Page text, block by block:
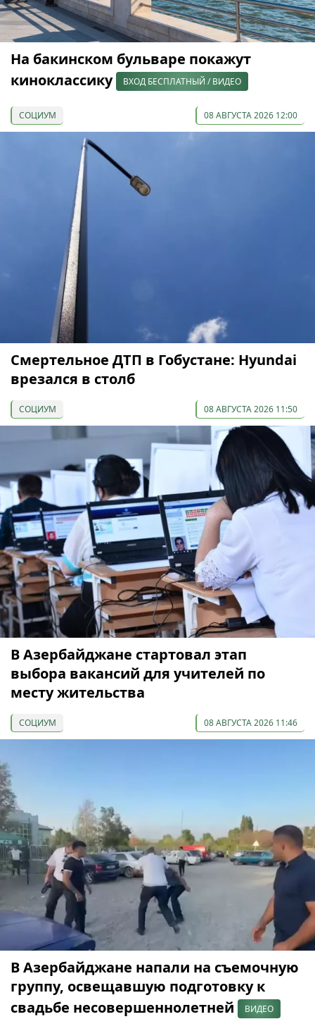
На бакинском бульваре покажут
киноклассику
ВХОД БЕСПЛАТНЫЙ / ВИДЕО
СОЦИУМ 08 АВГУСТА 2026 12:00
Смертельное ДТП в Гобустане: Hyundai
врезался в столб
СОЦИУМ 08 АВГУСТА 2026 11:50
В Азербайджане стартовал этап
выбора вакансий для учителей по
месту жительства
СОЦИУМ 08 АВГУСТА 2026 11:46
В Азербайджане напали на съемочную
группу, освещавшую подготовку к
свадьбе несовершеннолетней
ВИДЕО